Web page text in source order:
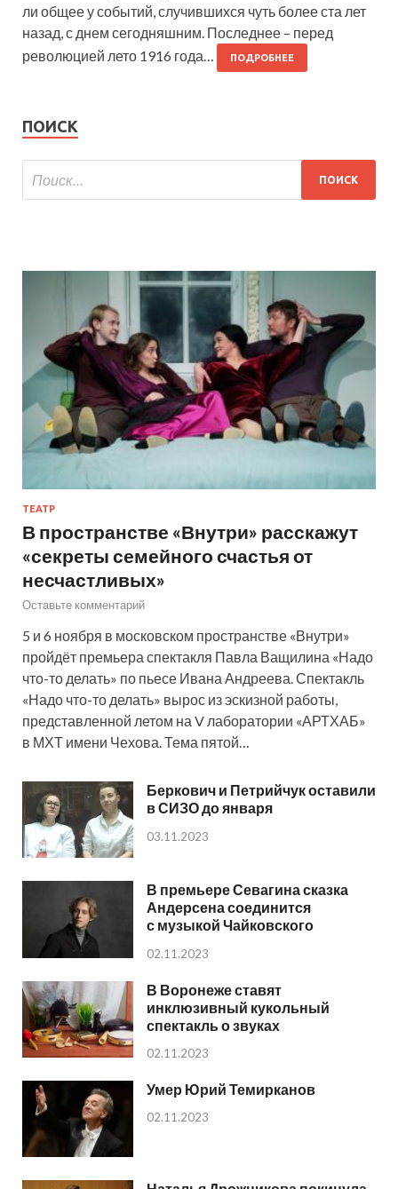
ли общее у событий, случившихся чуть более ста лет
назад, с днем сегодняшним. Последнее – перед
революцией лето 1916 года…
ПОДРОБНЕЕ
ПОИСК
ТЕАТР
В пространстве «Внутри» расскажут
«секреты семейного счастья от
несчастливых»
Оставьте комментарий
5 и 6 ноября в московском пространстве «Внутри»
пройдёт премьера спектакля Павла Ващилина «Надо
что-то делать» по пьесе Ивана Андреева. Спектакль
«Надо что-то делать» вырос из эскизной работы,
представленной летом на V лаборатории «АРТХАБ»
в МХТ имени Чехова. Тема пятой…
Беркович и Петрийчук оставили
в СИЗО до января
03.11.2023
В премьере Севагина сказка
Андерсена соединится
с музыкой Чайковского
02.11.2023
В Воронеже ставят
инклюзивный кукольный
спектакль о звуках
02.11.2023
Умер Юрий Темирканов
02.11.2023